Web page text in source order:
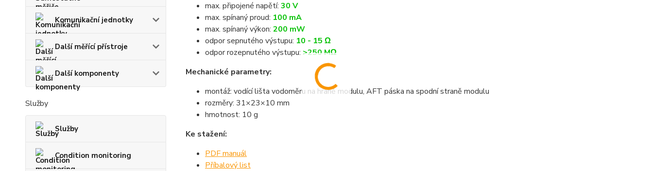
Komunikační jednotky
Další měřící přístroje
Další komponenty
Služby
Služby
Condition monitoring
max. připojené napětí: 30 V
max. spínaný proud: 100 mA
max. spínaný výkon: 200 mW
odpor sepnutého výstupu: 10 - 15 Ω
odpor rozepnutého výstupu: >250 MΩ
Mechanické parametry:
montáž: vodící lišta vodoměru na hraně modulu, AFT páska na spodní straně modulu
rozměry: 31×23×10 mm
hmotnost: 10 g
Ke stažení:
PDF manuál
Příbalový list